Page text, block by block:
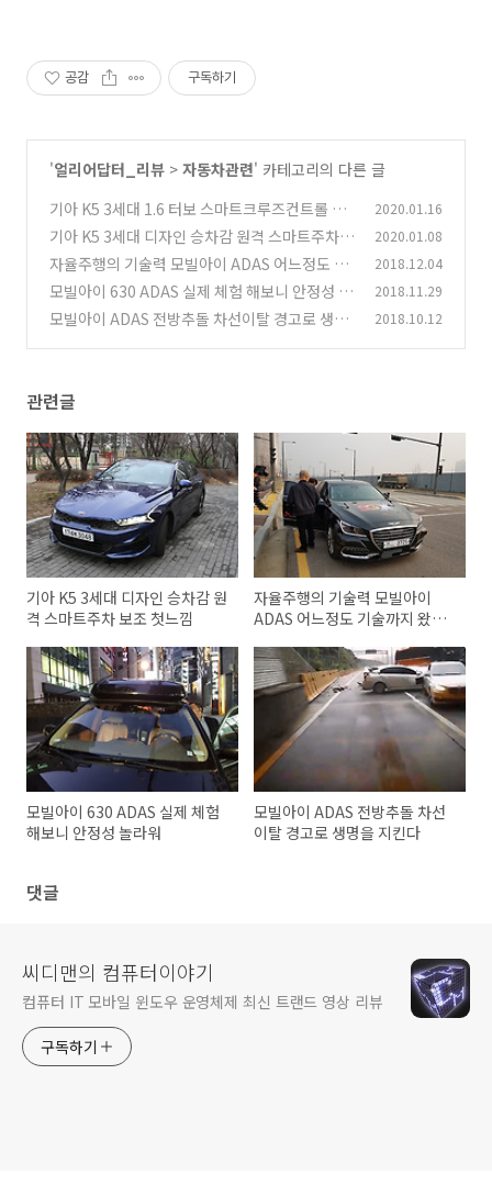
공감 구독하기
'얼리어답터_리뷰 > 자동차관련' 카테고리의 다른 글
기아 K5 3세대 1.6 터보 스마트크루즈컨트롤 스
마트한 주차 실제 타면서 편했던 점
(3)
2020.01.16
기아 K5 3세대 디자인 승차감 원격 스마트주차
보조 첫느낌
(5)
2020.01.08
자율주행의 기술력 모빌아이 ADAS 어느정도 기
술까지 왔는가
(1)
2018.12.04
모빌아이 630 ADAS 실제 체험 해보니 안정성 놀
라워
(0)
2018.11.29
모빌아이 ADAS 전방추돌 차선이탈 경고로 생명
2018.10.12
관련글
기아 K5 3세대 디자인 승차감 원
격 스마트주차 보조 첫느낌
자율주행의 기술력 모빌아이
ADAS 어느정도 기술까지 왔는
모빌아이 630 ADAS 실제 체험
해보니 안정성 놀라워
모빌아이 ADAS 전방추돌 차선
이탈 경고로 생명을 지킨다
댓글
씨디맨의 컴퓨터이야기
컴퓨터 IT 모바일 윈도우 운영체제 최신 트랜드 영상 리뷰
구독하기